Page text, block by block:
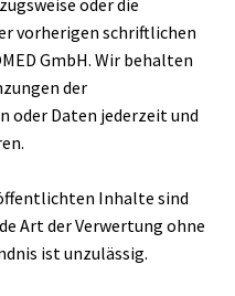
oder die
vorherigen schriftlichen
GmbH. Wir behalten
der
Daten jederzeit und
Inhalte sind
Art der Verwertung ohne
ist unzulässig.